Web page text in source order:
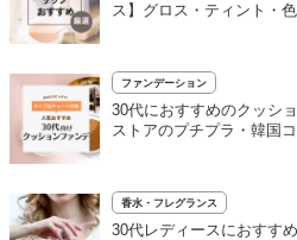
ス】グロス・ティント・
ファンデーション
30代におすすめのクッシ
ストアのプチプラ・韓国
香水・フレグランス
30代レディースにおすす